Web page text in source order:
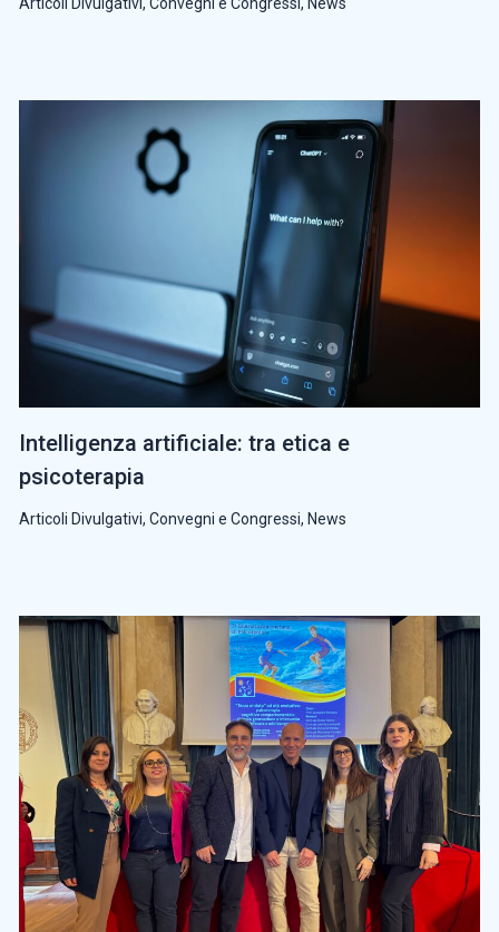
Intelligenza artificiale: tra etica e
psicoterapia
Articoli Divulgativi, Convegni e Congressi, News